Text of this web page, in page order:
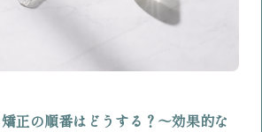
正の順番はどうする？〜効果的な